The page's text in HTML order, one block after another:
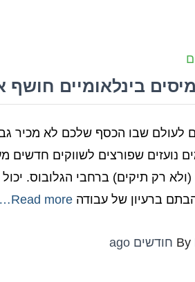
מיסים בינלאומיים
לעולם שבו הכסף שלכם לא מכיר
נועזים שפורצים לשווקים
(ולא רק תיקים) ברחבי הגלובוס.
ברעיון של עבודה Read more…
By